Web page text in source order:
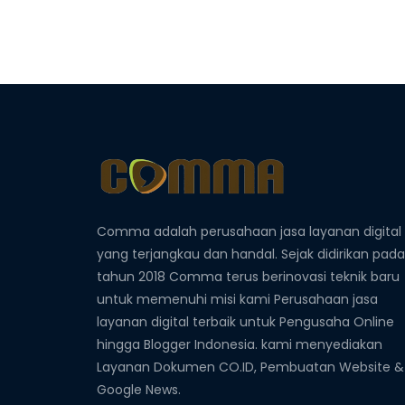
Comma adalah perusahaan jasa layanan digital
yang terjangkau dan handal. Sejak didirikan pada
tahun 2018 Comma terus berinovasi teknik baru
untuk memenuhi misi kami Perusahaan jasa
layanan digital terbaik untuk Pengusaha Online
hingga Blogger Indonesia. kami menyediakan
Layanan Dokumen CO.ID, Pembuatan Website &
Google News.